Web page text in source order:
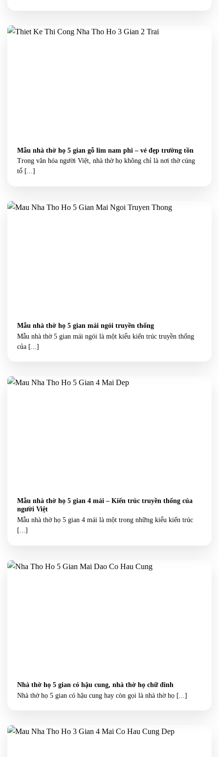
Mẫu nhà thờ họ 5 gian gỗ lim nam phi – vẻ đẹp trường tồn
Trong văn hóa người Việt, nhà thờ họ không chỉ là nơi thờ cúng
tổ [...]
Mẫu nhà thờ họ 5 gian mái ngói truyền thống
Mẫu nhà thờ 5 gian mái ngói là một kiểu kiến trúc truyền thống
của [...]
Mẫu nhà thờ họ 5 gian 4 mái – Kiến trúc truyền thống của
người Việt
Mẫu nhà thờ họ 5 gian 4 mái là một trong những kiểu kiến trúc
[...]
Nhà thờ họ 5 gian có hậu cung, nhà thờ họ chữ đinh
Nhà thờ họ 5 gian có hậu cung hay còn gọi là nhà thờ họ [...]